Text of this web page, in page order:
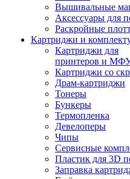
Вышивальные
Аксессуары для
Раскройные
Картриджи и
Картриджи для
принтеров и
Картриджи со
Драм-картриджи
Тонеры
Бункеры
Термопленка
Девелоперы
Чипы
Сервисные
Пластик для 3D
Заправка